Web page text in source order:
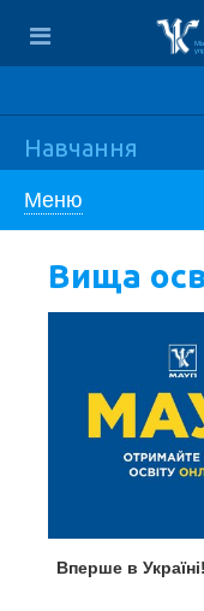
Навчання
Меню
Вища
Вперше в